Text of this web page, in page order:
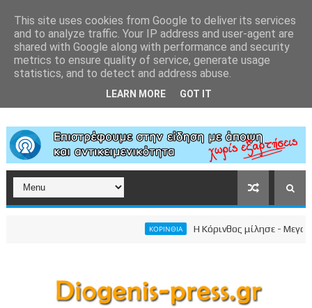
ΚΟΡΙΝΘΙΑ Η Κόρινθος μίλησε -
This site uses cookies from Google to deliver its services
and to analyze traffic. Your IP address and user-agent are
shared with Google along with performance and security
metrics to ensure quality of service, generate usage
statistics, and to detect and address abuse.
LEARN MORE GOT IT